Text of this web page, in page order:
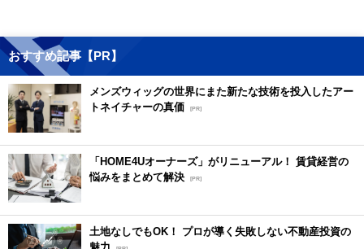
おすすめ記事【PR】
メンズウィッグの世界にまた新たな技術を投入したアー
トネイチャーの真価 [PR]
「HOME4Uオーナーズ」がリニューアル！ 賃貸経営の
悩みをまとめて解決 [PR]
土地なしでもOK！ プロが導く失敗しない不動産投資の
魅力